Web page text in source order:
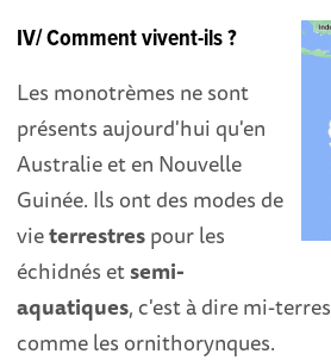
IV/ Comment vivent-ils ?
Les monotrèmes ne sont
présents aujourd'hui qu'en
Australie et en Nouvelle
Guinée. Ils ont des modes de
vieterrestrespour les
échidnés etsemi-
aquatiques, c'est à dire mi-
comme les ornithorynques.